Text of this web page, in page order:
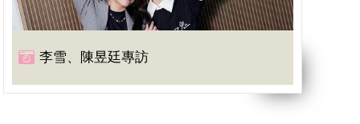
李雪、陳昱廷專訪